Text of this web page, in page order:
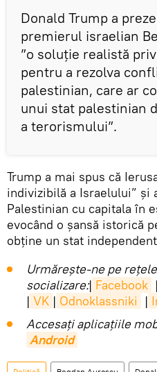
Donald Trump a
premierul israelian
”o soluție realistă
pentru a rezolva
palestinian, care ar
unui stat palestinian
a terorismului”.
Trump a mai spus că
indivizibilă a Israelului” și
Palestinian cu capitala în
evocând o șansă istorică
obține un stat
Urmărește-ne pe
socializare:| Facebook |
| VK | Odnoklassniki |
Accesaţi aplicaţiile
Android